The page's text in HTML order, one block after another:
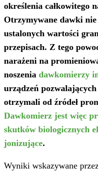
określenia całkowitego
Otrzymywane dawki
ustalonych wartości
przepisach. Z tego
narażeni na
noszenia dawkomierzy
urządzeń
otrzymali od źródeł
Dawkomierz jest więc
skutków biologicznych
jonizujące.
Wyniki wskazywane